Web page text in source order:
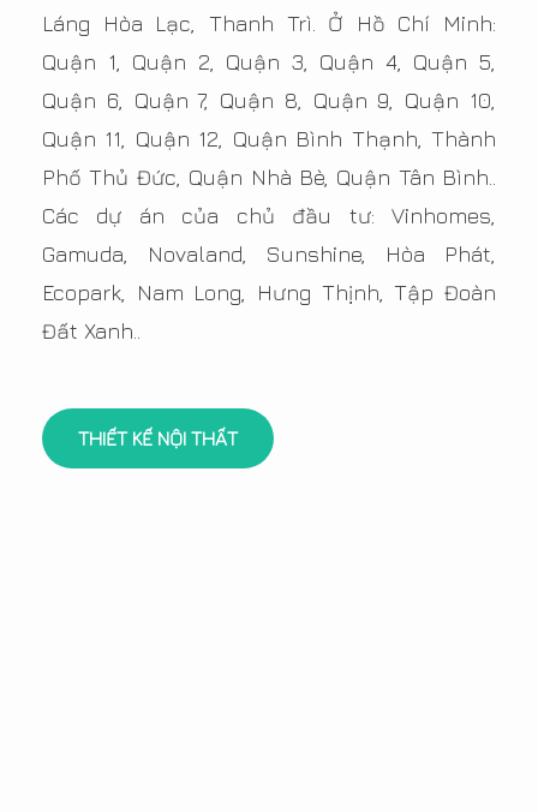
Láng Hòa Lạc, Thanh Trì. Ở Hồ Chí Minh:
Quận 1, Quận 2, Quận 3, Quận 4, Quận 5,
Quận 6, Quận 7, Quận 8, Quận 9, Quận 10,
Quận 11, Quận 12, Quận Bình Thạnh, Thành
Phố Thủ Đức, Quận Nhà Bè, Quận Tân Bình..
Các dự án của chủ đầu tư: Vinhomes,
Gamuda, Novaland, Sunshine, Hòa Phát,
Ecopark, Nam Long, Hưng Thịnh, Tập Đoàn
Đất Xanh..
THIẾT KẾ NỘI THẤT